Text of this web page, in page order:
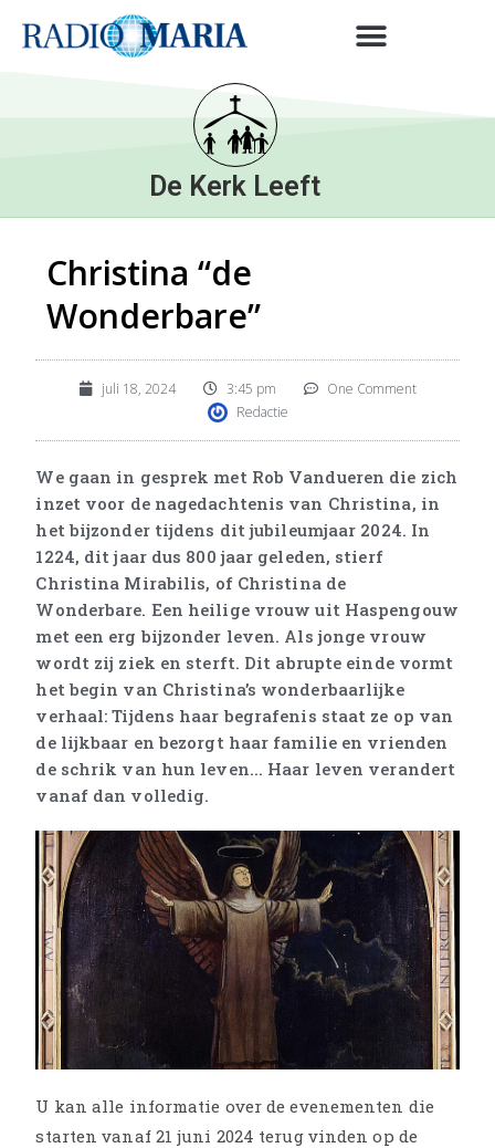
De Kerk Leeft
Christina “de
Wonderbare”
juli 18, 2024 3:45 pm
One Comment
Redactie
We gaan in gesprek met Rob Vandueren die zich
inzet voor de nagedachtenis van Christina, in
het bijzonder tijdens dit jubileumjaar 2024. In
1224, dit jaar dus 800 jaar geleden, stierf
Christina Mirabilis, of Christina de
Wonderbare. Een heilige vrouw uit Haspengouw
met een erg bijzonder leven. Als jonge vrouw
wordt zij ziek en sterft. Dit abrupte einde vormt
het begin van Christina’s wonderbaarlijke
verhaal: Tijdens haar begrafenis staat ze op van
de lijkbaar en bezorgt haar familie en vrienden
de schrik van hun leven... Haar leven verandert
vanaf dan volledig.
U kan alle informatie over de evenementen die
starten vanaf 21 juni 2024 terug vinden op de